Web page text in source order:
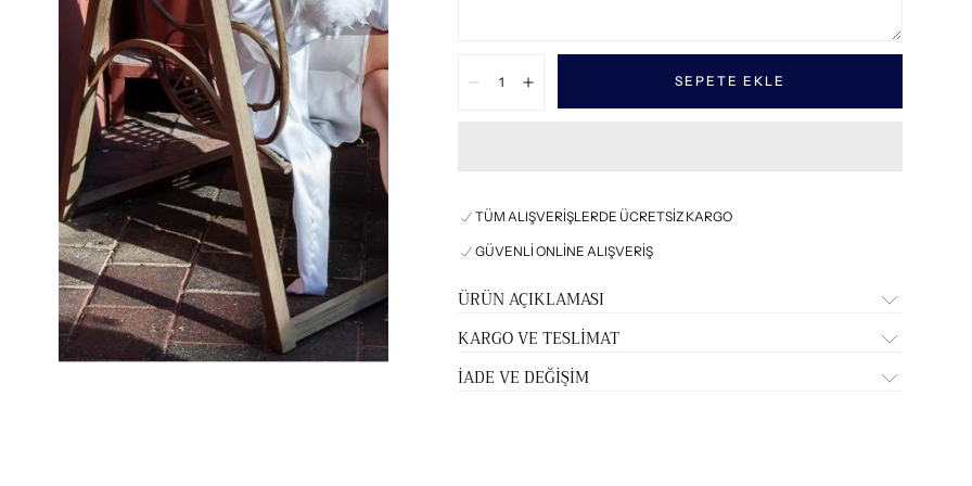
Azalt
Artır SEPETE EKLE
TÜM ALIŞVERİŞLERDE ÜCRETSİZ KARGO
GÜVENLİ ONLİNE ALIŞVERİŞ
ÜRÜN AÇIKLAMASI
KARGO VE TESLİMAT
İADE VE DEĞİŞİM